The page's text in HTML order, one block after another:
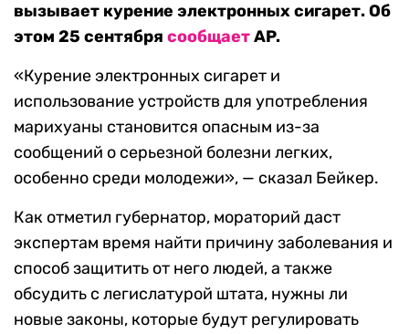
вызывает курение электронных сигарет. Об
этом 25 сентября сообщаетAP.
«Курение электронных сигарет и
использование устройств для употребления
марихуаны становится опасным из-за
сообщений о серьезной болезни легких,
особенно среди молодежи», — сказал Бейкер.
Как отметил губернатор, мораторий даст
экспертам время найти причину заболевания и
способ защитить от него людей, а также
обсудить с легислатурой штата, нужны ли
новые законы, которые будут регулировать